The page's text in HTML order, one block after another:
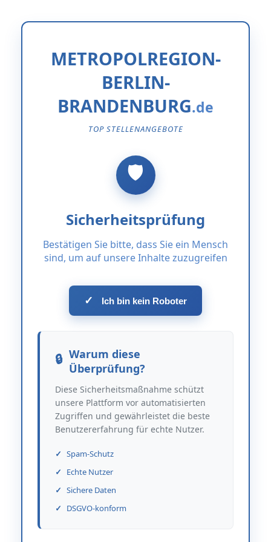
METROPOLREGION-
BERLIN-
BRANDENBURG
TOP STELLENANGEBOTE
Sicherheitsprüfung
Bestätigen Sie bitte, dass Sie ein Mensch
sind, um auf unsere Inhalte zuzugreifen
✓ Ich bin kein Roboter
Warum diese
Überprüfung?
Diese Sicherheitsmaßnahme schützt
unsere Plattform vor automatisierten
Zugriffen und gewährleistet die beste
Benutzererfahrung für echte Nutzer.
Spam-Schutz
Echte Nutzer
Sichere Daten
DSGVO-konform